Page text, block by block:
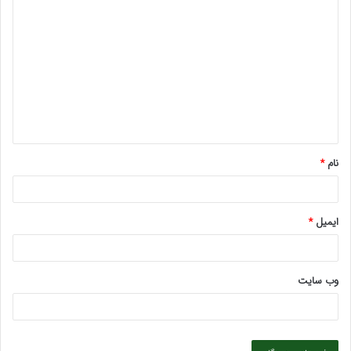
*
نام*
ایمیل*
وب‌ سایت